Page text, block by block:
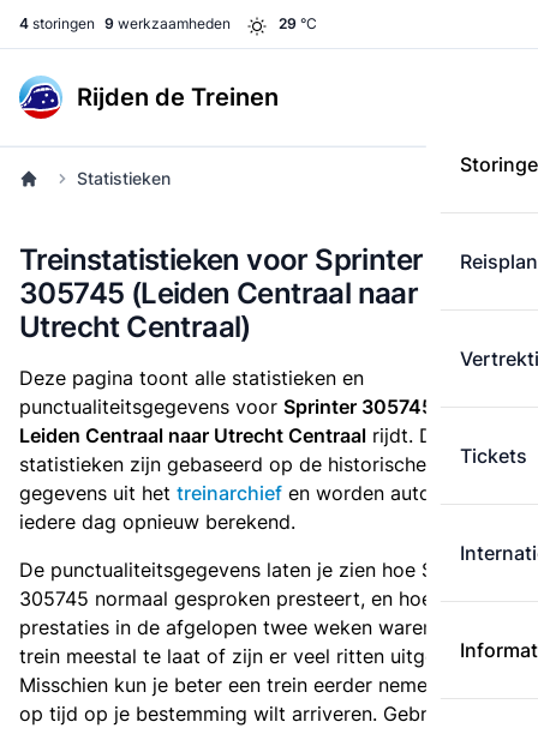
4 storingen 9 werkzaamheden 29 °C
Rijden de Treinen
Tickets
Statistieken
Treinstatistieken voor Sprinter
305745 (Leiden Centraal naar
Utrecht Centraal)
Deze pagina toont alle statistieken en
punctualiteitsgegevens voor Sprinter 305745 dievan
Leiden Centraal naar Utrecht Centraal rijdt. Deze
statistieken zijn gebaseerd op de historische
gegevens uit het treinarchief en worden automatisch
iedere dag opnieuw berekend.
De punctualiteitsgegevens laten je zien hoe Sprinter
305745 normaal gesproken presteert, en hoe de
prestaties in de afgelopen twee weken waren. Is deze
trein meestal te laat of zijn er veel ritten uitgevallen?
Misschien kun je beter een trein eerder nemen als je
op tijd op je bestemming wilt arriveren. Gebruik de